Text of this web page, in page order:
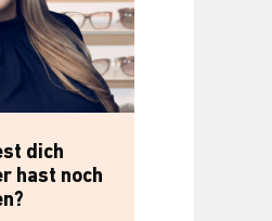
dich
hast noch